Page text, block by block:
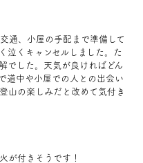
0120-757-221
ント
通、小屋の手配まで準備して
泣くキャンセルしました。た
でした。天気が良ければどん
道中や小屋での人との出会い
山の楽しみだと改めて気付き
が付きそうです！